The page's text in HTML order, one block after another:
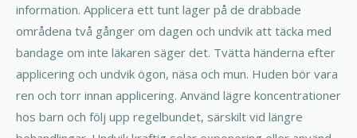
information. Applicera ett tunt lager på de drabbade
områdena två gånger om dagen och undvik att täcka med
bandage om inte läkaren säger det. Tvätta händerna efter
applicering och undvik ögon, näsa och mun. Huden bör vara
ren och torr innan applicering. Använd lägre koncentrationer
hos barn och följ upp regelbundet, särskilt vid längre